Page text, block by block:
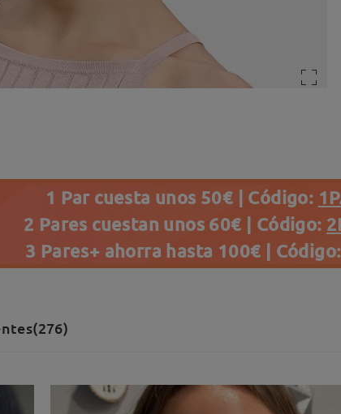
1 Par cuesta unos 50€ | Código:
2 Pares cuestan unos 60€ | Código:
3 Pares+ ahorra hasta 100€ | Código: